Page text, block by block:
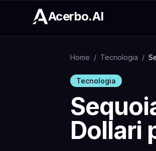
Acerbo.AI
Home / Tecnologia /
Tecnologia
Dollari